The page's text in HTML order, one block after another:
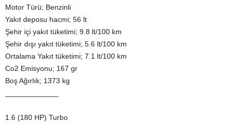
Motor Türü; Benzinli
Yakıt deposu hacmi; 56 lt
Şehir içi yakıt tüketimi; 9.8 lt/100 km
Şehir dışı yakıt tüketimi; 5.6 lt/100 km
Ortalama Yakıt tüketimi; 7.1 lt/100 km
Co2 Emisyonu; 167 gr
Boş Ağırlık; 1373 kg
1.6 (180 HP) Turbo